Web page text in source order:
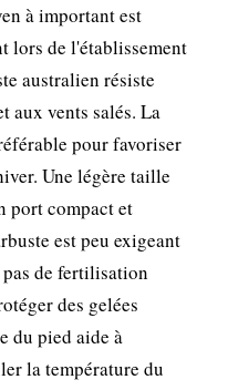
à important est
lors de l'établissement
australien résiste
aux vents salés. La
pour favoriser
Une légère taille
port compact et
est peu exigeant
de fertilisation
des gelées
du pied aide à
la température du